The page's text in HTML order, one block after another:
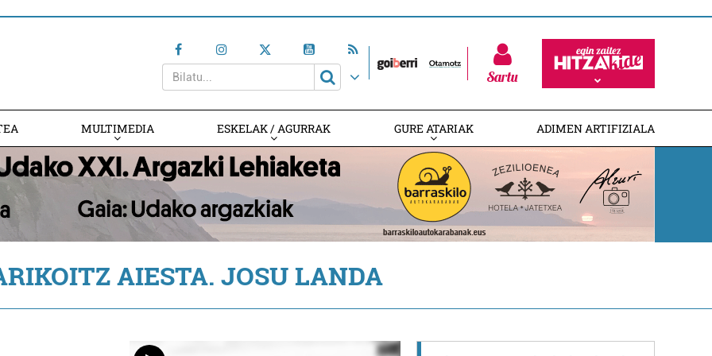
Sartu
MULTIMEDIA ESKELAK / AGURRAK GURE ATARIAK ADIMEN ARTIFIZIALA
AIESTA. JOSU LANDA